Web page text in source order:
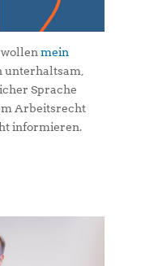
mein
unterhaltsam,
Sprache
Arbeitsrecht
informieren.